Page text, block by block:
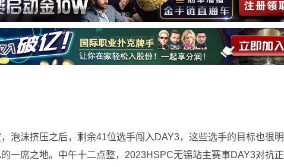
泡沫挤压之后，剩余41位选手闯入DAY3，这些选手的目标也很明
一席之地。中午十二点整，2023HSPC无锡站主赛事DAY3对抗正